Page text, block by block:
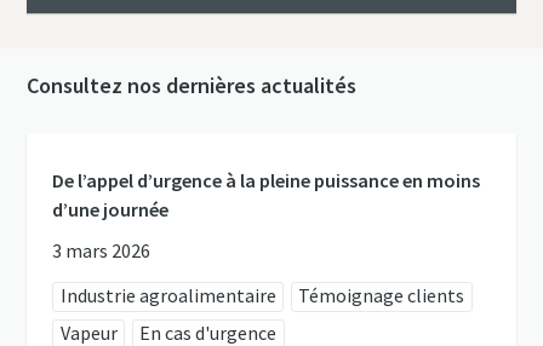
Consultez nos dernières actualités
De l’appel d’urgence à la pleine puissance en moins
d’une journée
3 mars 2026
Industrie agroalimentaire
Témoignage clients
Vapeur
En cas d'urgence